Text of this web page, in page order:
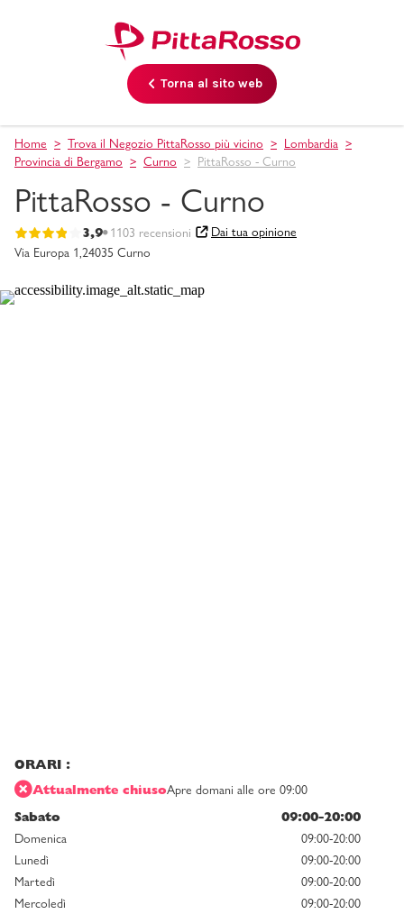
Torna al sito web
Home Trova il Negozio PittaRosso più vicino
Lombardia
Provincia di Bergamo
Curno PittaRosso - Curno
PittaRosso - Curno
3,9 1103 recensioni
Dai tua opinione
Via Europa 1, 24035 Curno
ORARI :
Attualmente chiusoApre domani alle ore 09:00
Sabato
09:00-20:00
Domenica
09:00-20:00
Lunedì
09:00-20:00
Martedì
09:00-20:00
Mercoledì
09:00-20:00